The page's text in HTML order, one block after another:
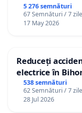
5 276 semnături
67 Semnături / 7 zile
17 May 2026
Reduceți
electrice în
538 semnături
62 Semnături / 7 zile
28 Jul 2026